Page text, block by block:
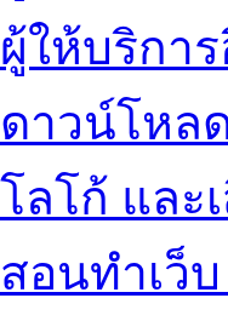
ผู้ให้บริกา
ดาวน์โหล
โลโก้ และ
สอนทำเว็